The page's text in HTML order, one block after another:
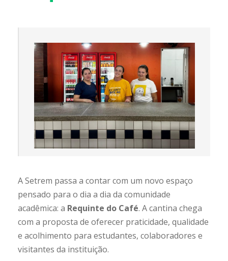
A Setrem passa a contar com um novo espaço
pensado para o dia a dia da comunidade
acadêmica: a Requinte do Café. A cantina chega
com a proposta de oferecer praticidade, qualidade
e acolhimento para estudantes, colaboradores e
visitantes da instituição.